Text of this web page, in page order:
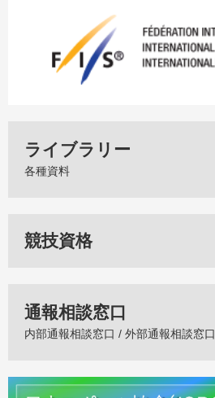
ライブラリー
各種資料
競技資格
通報相談窓口
内部通報相談窓口 / 外部通報相談窓口